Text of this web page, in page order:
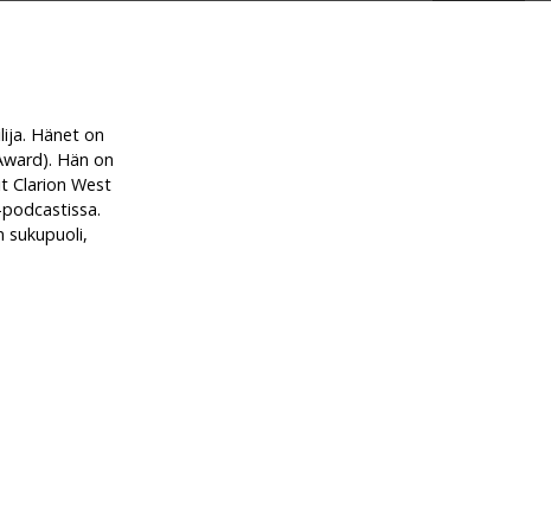
Hänet on
Hän on
Clarion West
sukupuoli,